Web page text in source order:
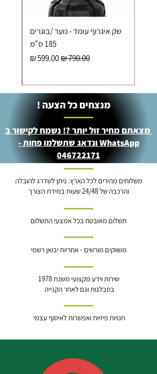
שק איגרוף עומד - נוער /בוגרים
185 ס"מ
מחיר רגילמחיר מבצע
מנצחים כל הצעה !
מצאתם מחיר זול יותר ?! נשמח לקישור ב
WhatsApp ונדאג שתשלמו פחות -
046722171
משלוחים מהירים לכל הארץ. ניתן לשדרג להובלה
והרכבה של 24/48 שעות במידת הצורך
תשלום מאובטח בכל אמצעי התשלום
משווקים מורשים - אחריות יבואן רשמי
שירות וידע מקצועי משנת 1978
בסבלנות וגם לאחר הקנייה
חנויות פיזיות ואפשרות לאיסוף עצמי